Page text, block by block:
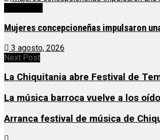
Mujeres concepcioneñas impulsaron
3 agosto, 2026
Next Post
La Chiquitania abre Festival de
La música barroca vuelve a los
Arranca festival de música de